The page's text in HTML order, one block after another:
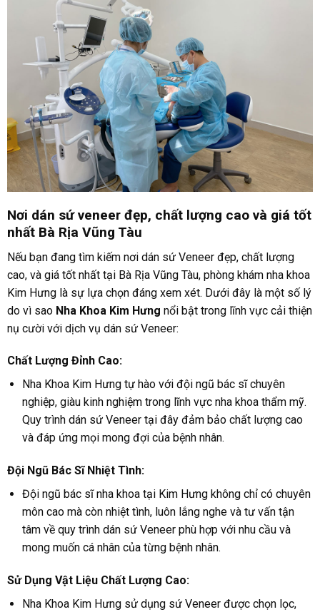
Nơi dán sứ veneer đẹp, chất lượng cao và giá tốt
nhất Bà Rịa Vũng Tàu
Nếu bạn đang tìm kiếm nơi dán sứ Veneer đẹp, chất lượng
cao, và giá tốt nhất tại Bà Rịa Vũng Tàu, phòng khám nha khoa
Kim Hưng là sự lựa chọn đáng xem xét. Dưới đây là một số lý
do vì sao Nha Khoa Kim Hưng nổi bật trong lĩnh vực cải thiện
nụ cười với dịch vụ dán sứ Veneer:
Chất Lượng Đỉnh Cao:
Nha Khoa Kim Hưng tự hào với đội ngũ bác sĩ chuyên
nghiệp, giàu kinh nghiệm trong lĩnh vực nha khoa thẩm mỹ.
Quy trình dán sứ Veneer tại đây đảm bảo chất lượng cao
và đáp ứng mọi mong đợi của bệnh nhân.
Đội Ngũ Bác Sĩ Nhiệt Tình:
Đội ngũ bác sĩ nha khoa tại Kim Hưng không chỉ có chuyên
môn cao mà còn nhiệt tình, luôn lắng nghe và tư vấn tận
tâm về quy trình dán sứ Veneer phù hợp với nhu cầu và
mong muốn cá nhân của từng bệnh nhân.
Sử Dụng Vật Liệu Chất Lượng Cao:
Nha Khoa Kim Hưng sử dụng sứ Veneer được chọn lọc,